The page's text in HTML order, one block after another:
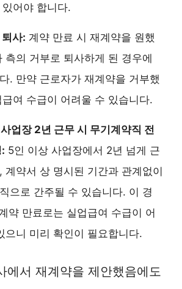
어야 합니다.
사: 계약 만료 시 재계약을 원했
측의 거부로 퇴사하게 된 경우에
. 만약 근로자가 재계약을 거부했
여 수급이 어려울 수 있습니다.
업장 2년 근무 시 무기계약직 전
5인 이상 사업장에서 2년 넘게 근
계약서 상 명시된 기간과 관계없이
으로 간주될 수 있습니다. 이 경
약 만료로는 실업급여 수급이 어
으니 미리 확인이 필요합니다.
에서 재계약을 제안했음에도